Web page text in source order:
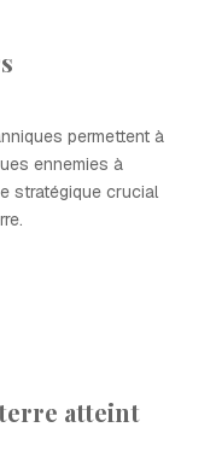
permettent à
ennemies à
stratégique crucial
atteint